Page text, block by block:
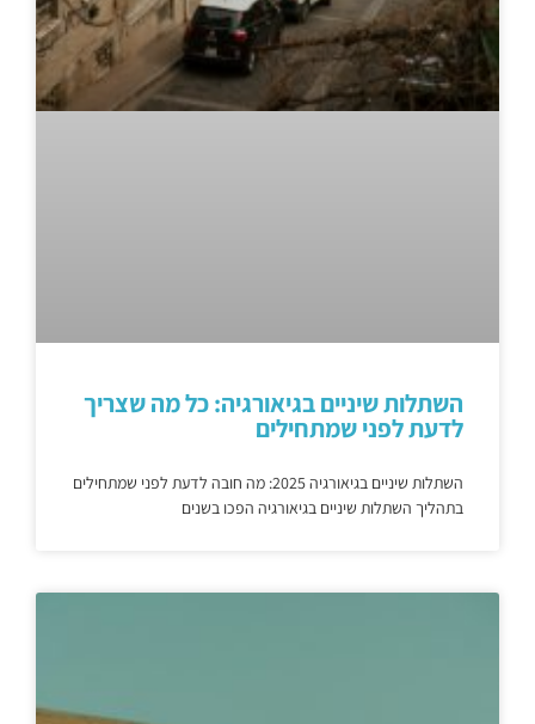
השתלות שיניים בגיאורגיה: כל מה שצריך
לדעת לפני שמתחילים
השתלות שיניים בגיאורגיה 2025: מה חובה לדעת לפני שמתחילים
בתהליך השתלות שיניים בגיאורגיה הפכו בשנים